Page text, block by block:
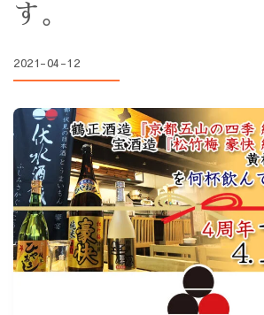
す。
2021-04-12